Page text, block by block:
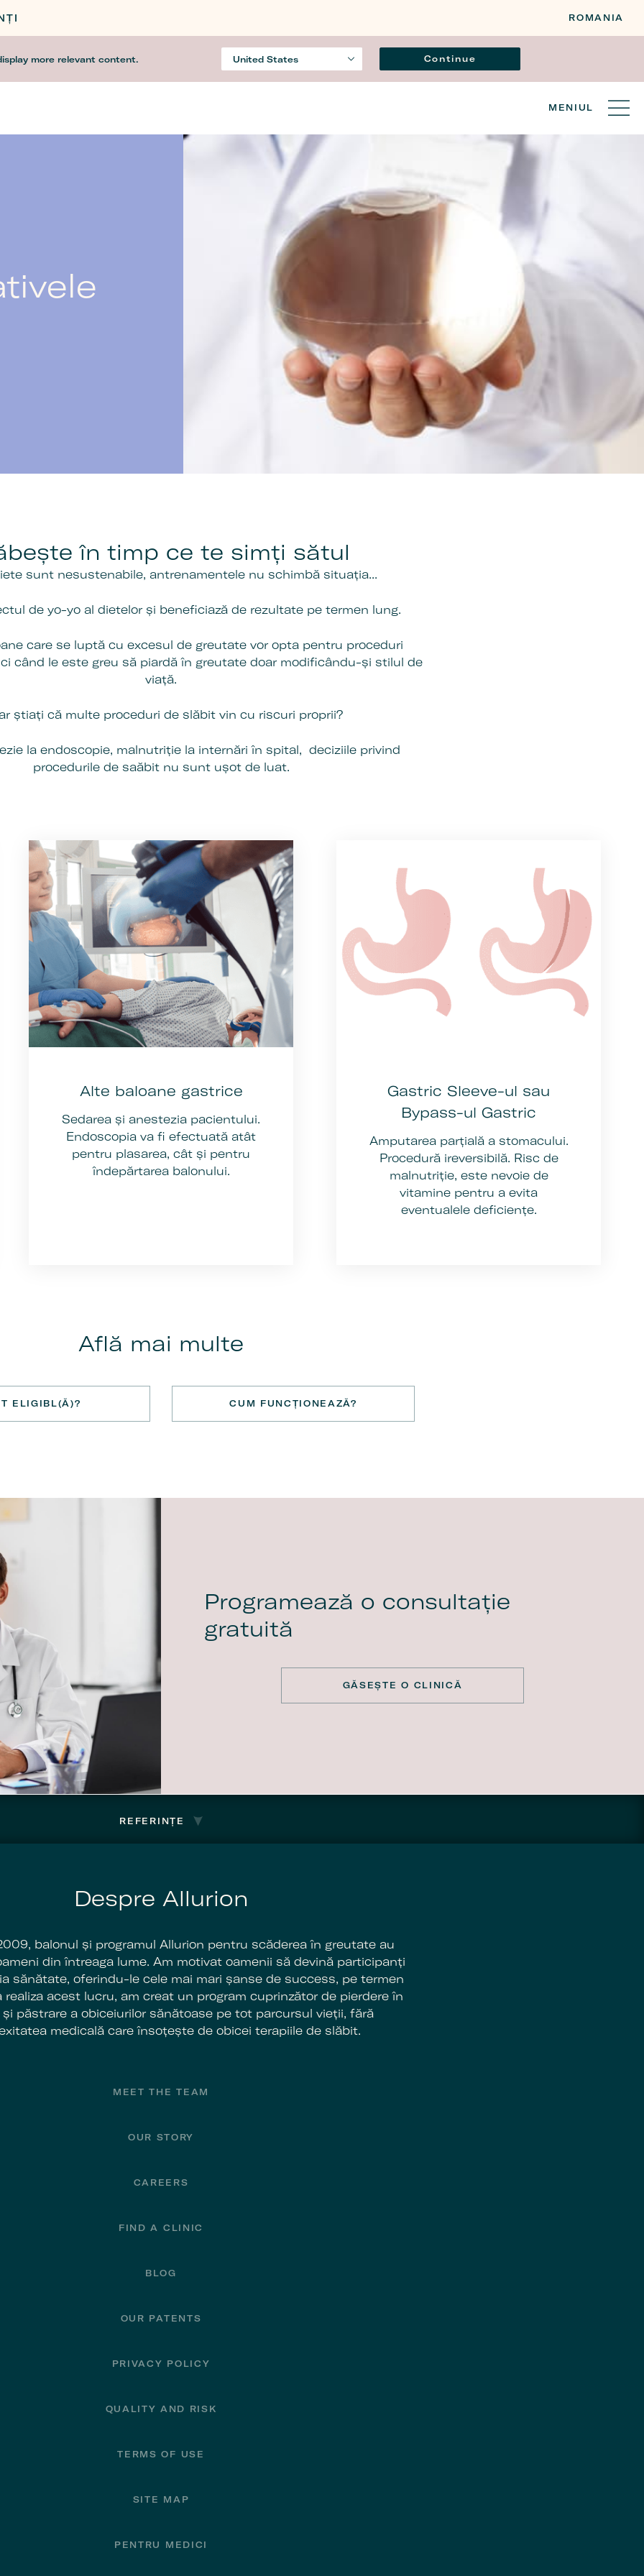
ROMANIA
more relevant content. United States
Country
Continue
MENIUL
în timp ce te simți sătul
sunt nesustenabile, antrenamentele nu schimbă situația...
de yo-yo al dietelor și beneficiază de rezultate pe termen lung.
care se luptă cu excesul de greutate vor opta pentru proceduri
când le este greu să piardă în greutate doar modificându-și stilul de
viață.
știați că multe proceduri de slăbit vin cu riscuri proprii?
la endoscopie, malnutriție la internări în spital, deciziile privind
procedurile de saăbit nu sunt ușot de luat.
Alte baloane gastrice
Sedarea și anestezia pacientului.
Endoscopia va fi efectuată atât
pentru plasarea, cât și pentru
îndepărtarea balonului.
Gastric Sleeve-ul sau
Bypass-ul Gastric
Amputarea parțială a stomacului.
Procedură ireversibilă. Risc de
malnutriție, este nevoie de
vitamine pentru a evita
eventualele deficiențe.
Află mai multe
ELIGIBL(Ă)? CUM FUNCȚIONEAZĂ?
Programează o consultație
gratuită
GĂSEȘTE O CLINICĂ
REFERINȚE
Despre Allurion
balonul și programul Allurion pentru scăderea în greutate au
din întreaga lume. Am motivat oamenii să devină participanți
sănătate, oferindu-le cele mai mari șanse de success, pe termen
realiza acest lucru, am creat un program cuprinzător de pierdere în
păstrare a obiceiurilor sănătoase pe tot parcursul vieții, fără
medicală care însoțește de obicei terapiile de slăbit.
MEET THE TEAM
OUR STORY
CAREERS
FIND A CLINIC
BLOG
OUR PATENTS
PRIVACY POLICY
QUALITY AND RISK
TERMS OF USE
SITE MAP
PENTRU MEDICI